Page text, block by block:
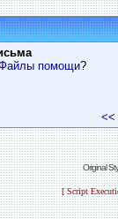
помощи?
<<
Original
[ Script